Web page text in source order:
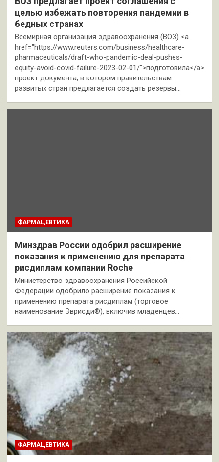
целью избежать повторения пандемии в
бедных странах
Всемирная организация здравоохранения (ВОЗ) <a
href="https://www.reuters.com/business/healthcare-
pharmaceuticals/draft-who-pandemic-deal-pushes-
equity-avoid-covid-failure-2023-02-01/">подготовила</a>
проект документа, в котором правительствам
развитых стран предлагается создать резервы…
ФАРМАЦЕВТИКА
Минздрав России одобрил расширение
показания к применению для препарата
рисдиплам компании Roche
Министерство здравоохранения Российской
Федерации одобрило расширение показания к
применению препарата рисдиплам (торговое
наименование Эврисди®), включив младенцев…
ФАРМАЦЕВТИКА